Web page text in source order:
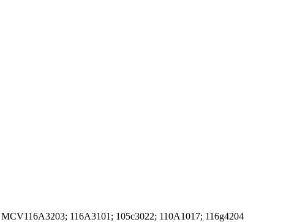
116A3101; 105c3022; 110A1017; 116g4204